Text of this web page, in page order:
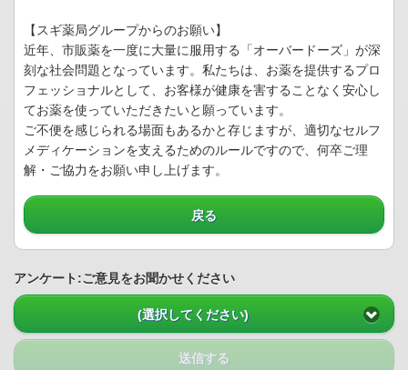
【スギ薬局グループからのお願い】
近年、市販薬を一度に大量に服用する「オーバードーズ」が深
刻な社会問題となっています。私たちは、お薬を提供するプロ
フェッショナルとして、お客様が健康を害することなく安心し
てお薬を使っていただきたいと願っています。
ご不便を感じられる場面もあるかと存じますが、適切なセルフ
メディケーションを支えるためのルールですので、何卒ご理
解・ご協力をお願い申し上げます。
戻る
アンケート:ご意見をお聞かせください
(選択してください)
送信する